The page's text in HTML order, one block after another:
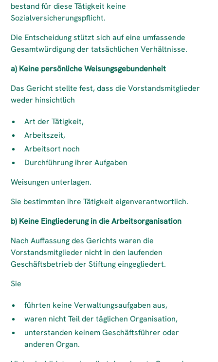
bestand für diese Tätigkeit keine
Sozialversicherungspflicht.
Die Entscheidung stützt sich auf eine umfassende
Gesamtwürdigung der tatsächlichen Verhältnisse.
a) Keine persönliche Weisungsgebundenheit
Das Gericht stellte fest, dass die Vorstandsmitglieder
weder hinsichtlich
Art der Tätigkeit,
Arbeitszeit,
Arbeitsort noch
Durchführung ihrer Aufgaben
Weisungen unterlagen.
Sie bestimmten ihre Tätigkeit eigenverantwortlich.
b) Keine Eingliederung in die Arbeitsorganisation
Nach Auffassung des Gerichts waren die
Vorstandsmitglieder nicht in den laufenden
Geschäftsbetrieb der Stiftung eingegliedert.
Sie
führten keine Verwaltungsaufgaben aus,
waren nicht Teil der täglichen Organisation,
unterstanden keinem Geschäftsführer oder
anderen Organ.